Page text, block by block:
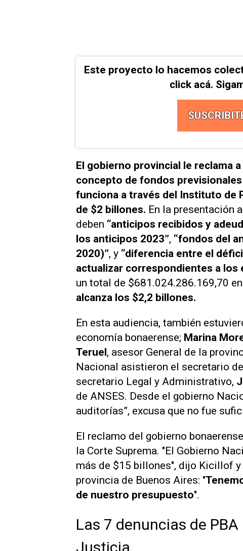
Este proyecto lo hacemos
click acá.
El gobierno provincial le reclama
concepto de fondos
funciona a través del Instituto de
de $2 billones. En la presentación
deben “anticipos recibidos y
los anticipos 2023”, “fondos del
2020)”, y “diferencia entre el
actualizar correspondientes a los
un total de $681.024.286.169,70
alcanza los $2,2 billones.
En esta audiencia, también
economía bonaerense; Marina
Teruel, asesor General de la
Nacional asistieron el secretario
secretario Legal y Administrativo,
de ANSES. Desde el gobierno
auditorías”, excusa que no fue
El reclamo del gobierno
la Corte Suprema. "El Gobierno
más de $15 billones", dijo Kicillof
provincia de Buenos Aires: "
de nuestro presupuesto".
Las 7 denuncias de
Justicia